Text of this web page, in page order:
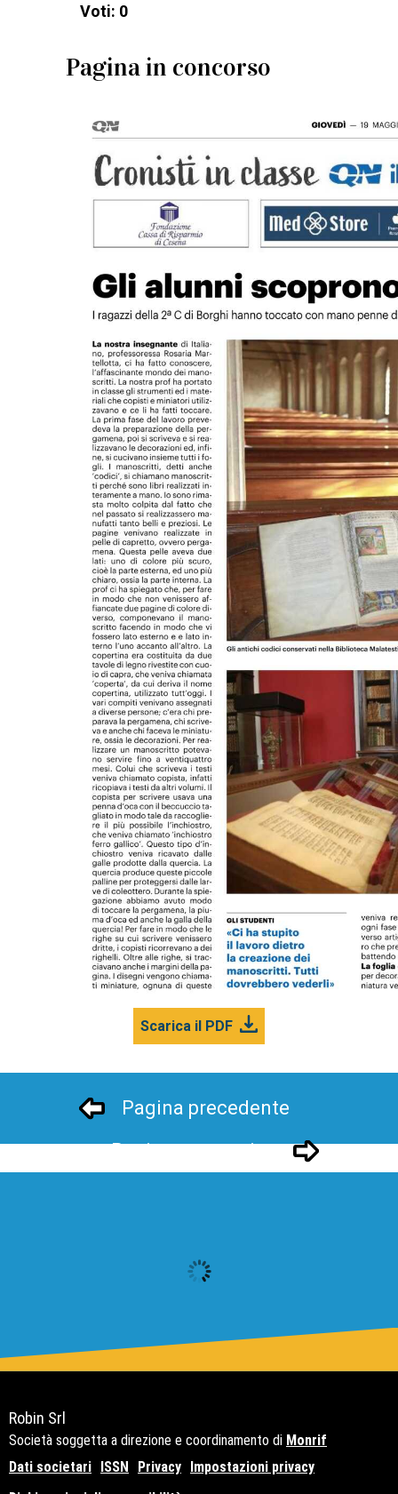
Voti: 0
Pagina in concorso
Scarica il PDF
Pagina precedente
Pagina successivo
Robin Srl
Società soggetta a direzione e coordinamento di Monrif
Dati societari ISSN Privacy Impostazioni privacy